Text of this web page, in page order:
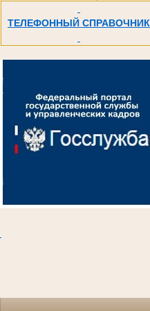
ТЕЛЕФОННЫЙ СПРАВОЧНИК